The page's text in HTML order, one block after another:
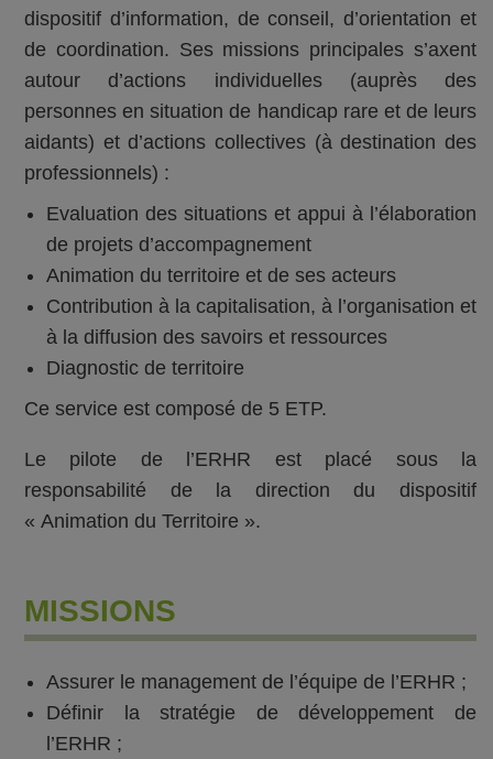
dispositif d’information, de conseil, d’orientation et
de coordination. Ses missions principales s’axent
autour d’actions individuelles (auprès des
personnes en situation de handicap rare et de leurs
aidants) et d’actions collectives (à destination des
professionnels) :
Evaluation des situations et appui à l’élaboration
de projets d’accompagnement
Animation du territoire et de ses acteurs
Contribution à la capitalisation, à l’organisation et
à la diffusion des savoirs et ressources
Diagnostic de territoire
Ce service est composé de 5 ETP.
Le pilote de l’ERHR est placé sous la
responsabilité de la direction du dispositif
« Animation du Territoire ».
MISSIONS
Assurer le management de l’équipe de l’ERHR ;
Définir la stratégie de développement de
l’ERHR ;